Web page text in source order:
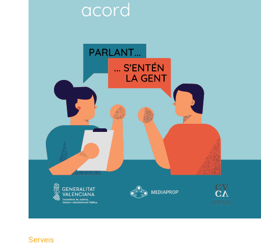
Serveis